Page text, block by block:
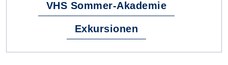
VHS Sommer-Akademie
Exkursionen